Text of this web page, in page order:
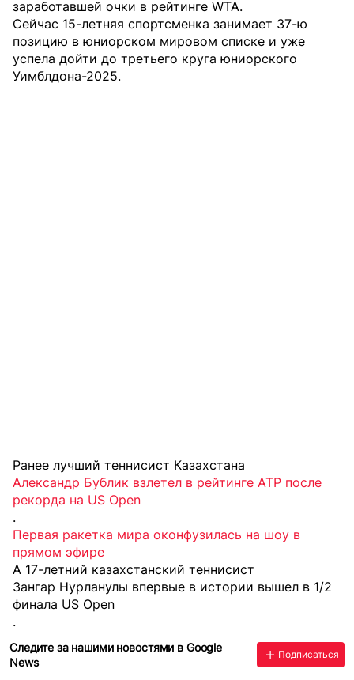
заработавшей очки в рейтинге WTA.
Сейчас 15-летняя спортсменка занимает 37-ю
позицию в юниорском мировом списке и уже
успела дойти до третьего круга юниорского
Уимблдона-2025.
Ранее лучший теннисист Казахстана
Александр Бублик взлетел в рейтинге ATP после
рекорда на US Open
.
Первая ракетка мира оконфузилась на шоу в
прямом эфире
А 17-летний казахстанский теннисист
Зангар Нурланулы впервые в истории вышел в 1/2
финала US Open
.
Следите за нашими новостями в Google
News
Подписаться